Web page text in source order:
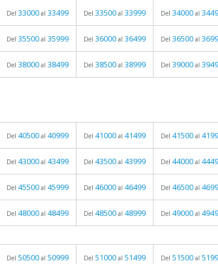
Del 33000 al 33499 Del 33500 al 33999 Del 34000 al
Del 35500 al 35999 Del 36000 al 36499 Del 36500 al
Del 38000 al 38499 Del 38500 al 38999 Del 39000 al
Del 40500 al 40999 Del 41000 al 41499 Del 41500 al
Del 43000 al 43499 Del 43500 al 43999 Del 44000 al
Del 45500 al 45999 Del 46000 al 46499 Del 46500 al
Del 48000 al 48499 Del 48500 al 48999 Del 49000 al
Del 50500 al 50999 Del 51000 al 51499 Del 51500 al